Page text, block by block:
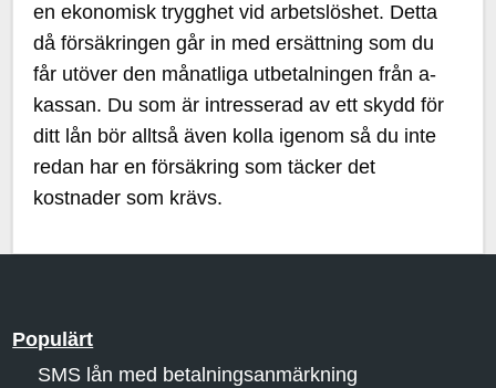
en ekonomisk trygghet vid arbetslöshet. Detta
då försäkringen går in med ersättning som du
får utöver den månatliga utbetalningen från a-
kassan. Du som är intresserad av ett skydd för
ditt lån bör alltså även kolla igenom så du inte
redan har en försäkring som täcker det
kostnader som krävs.
Populärt
SMS lån med betalningsanmärkning